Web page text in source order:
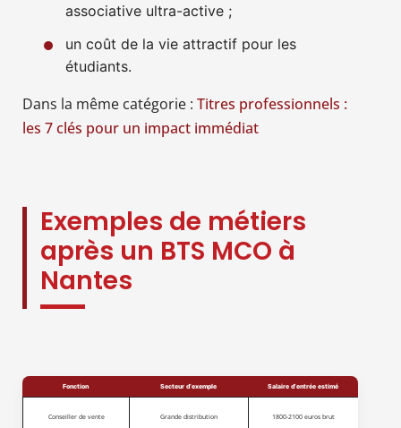
associative ultra-active ;
un coût de la vie attractif pour les
étudiants.
Dans la même catégorie : Titres professionnels :
les 7 clés pour un impact immédiat
Exemples de métiers
après un BTS MCO à
Nantes
Fonction Secteur d’exemple Salaire d’entrée estimé
Conseiller de vente Grande distribution 1800-2100 euros brut